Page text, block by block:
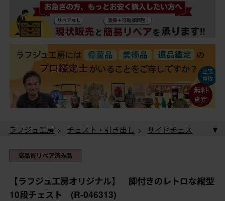
ラフジュ工房 > チェスト・引き出し >
サイドチェス
縦型10段チェスト (R-046313)
高品質リペア済み品
【ラフジュ工房オリジナル】 脚付きのレトロな縦型
10段チェスト (R-046313)